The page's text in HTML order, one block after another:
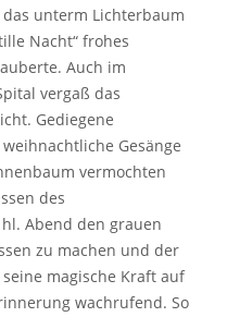
unterm Lichterbaum
Nacht“ frohes
Auch im
vergaß das
Gediegene
Gesänge
vermochten
des
Abend den grauen
zu machen und der
magische Kraft auf
wachrufend. So